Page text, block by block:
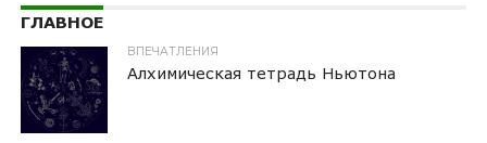
ГЛАВНОЕ
ВПЕЧАТЛЕНИЯ
Алхимическая тетрадь Ньютона